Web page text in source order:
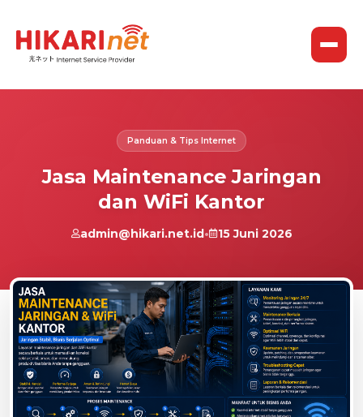
Panduan & Tips Internet
Jasa Maintenance Jaringan
dan WiFi Kantor
admin@hikari.net.id• 15 Juni 2026